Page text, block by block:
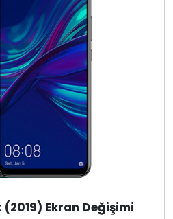
Ekran Değişimi